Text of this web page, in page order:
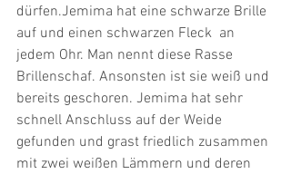
dürfen.Jemima hat eine schwarze Brille
auf und einen schwarzen Fleck  an
jedem Ohr. Man nennt diese Rasse
Brillenschaf. Ansonsten ist sie weiß und
bereits geschoren. Jemima hat sehr
schnell Anschluss auf der Weide
gefunden und grast friedlich zusammen
mit zwei weißen Lämmern und deren